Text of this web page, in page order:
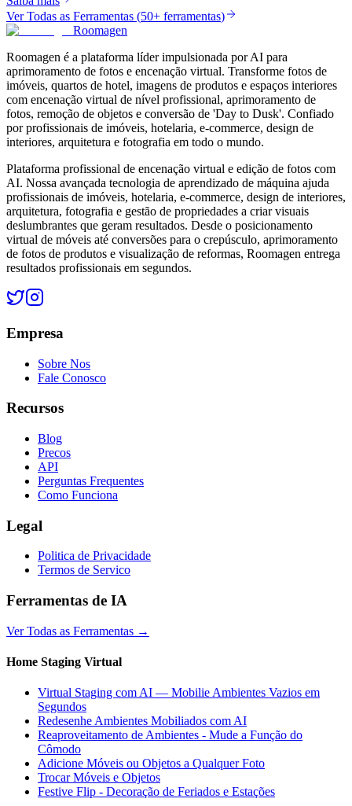
Ver Todas as Ferramentas (50+ ferramentas)
Roomagen
Roomagen é a plataforma líder impulsionada por AI para
aprimoramento de fotos e encenação virtual. Transforme fotos de
imóveis, quartos de hotel, imagens de produtos e espaços interiores
com encenação virtual de nível profissional, aprimoramento de
fotos, remoção de objetos e conversão de 'Day to Dusk'. Confiado
por profissionais de imóveis, hotelaria, e-commerce, design de
interiores, arquitetura e fotografia em todo o mundo.
Plataforma profissional de encenação virtual e edição de fotos com
AI. Nossa avançada tecnologia de aprendizado de máquina ajuda
profissionais de imóveis, hotelaria, e-commerce, design de interiores,
arquitetura, fotografia e gestão de propriedades a criar visuais
deslumbrantes que geram resultados. Desde o posicionamento
virtual de móveis até conversões para o crepúsculo, aprimoramento
de fotos de produtos e visualização de reformas, Roomagen entrega
resultados profissionais em segundos.
Empresa
Sobre Nos
Fale Conosco
Recursos
Blog
Precos
API
Perguntas Frequentes
Como Funciona
Legal
Politica de Privacidade
Termos de Servico
Ferramentas de IA
Ver Todas as Ferramentas →
Home Staging Virtual
Virtual Staging com AI — Mobilie Ambientes Vazios em
Segundos
Redesenhe Ambientes Mobiliados com AI
Reaproveitamento de Ambientes - Mude a Função do
Cômodo
Adicione Móveis ou Objetos a Qualquer Foto
Trocar Móveis e Objetos
Festive Flip - Decoração de Feriados e Estações